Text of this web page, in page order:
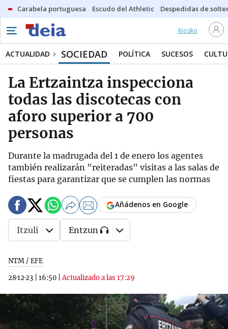
Carabela portuguesa Escudo del Athletic Despedidas de
Kiosko
ACTUALIDAD SOCIEDAD POLÍTICA SUCESOS
La Ertzaintza inspecciona
todas las discotecas con
aforo superior a 700
personas
Durante la madrugada del 1 de enero los agentes
también realizarán "reiteradas" visitas a las salas de
fiestas para garantizar que se cumplen las normas
NTM / EFE
28·12·23
16:50 |Actualizado a las 17:29
Añádenos en Google
Itzuli Entzun